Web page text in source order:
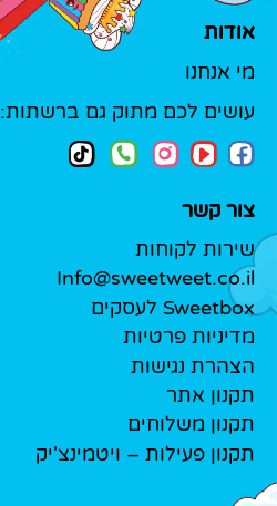
אודות
מי אנחנו
עושים לכם מתוק גם ברשתות:
צור קשר
שירות לקוחות
Info@sweetweet.co.il
Sweetbox לעסקים
מדיניות פרטיות
הצהרת נגישות
תקנון אתר
תקנון משלוחים
תקנון פעילות – ויטמינצ'יק